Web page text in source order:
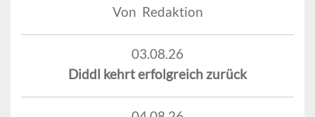
Von Redaktion
03.08.26
Diddl kehrt erfolgreich zurück